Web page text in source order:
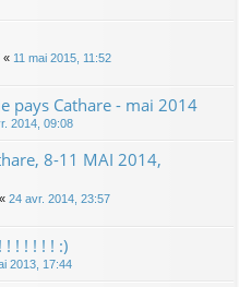
« 11 mai 2015, 11:52
pays Cathare - mai 2014
2014, 09:08
8-11 MAI 2014,
« 24 avr. 2014, 23:57
! ! ! ! ! :)
2013, 17:44